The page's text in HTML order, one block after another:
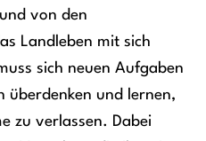
von den
Landleben mit sich
sich neuen Aufgaben
überdenken und lernen,
zu verlassen. Dabei